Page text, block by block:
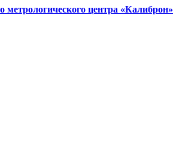
метрологического центра «Калиброн»